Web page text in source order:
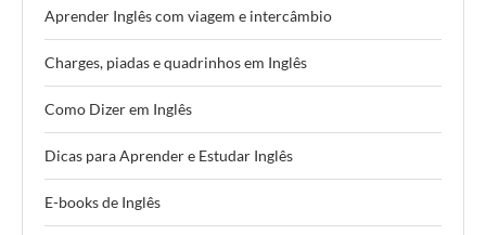
Aprender Inglês com viagem e intercâmbio
Charges, piadas e quadrinhos em Inglês
Como Dizer em Inglês
Dicas para Aprender e Estudar Inglês
E-books de Inglês